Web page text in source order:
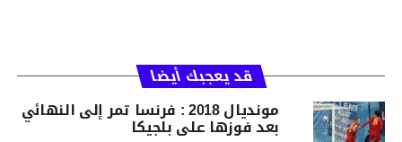
قد يعجبك أيضا
مونديال 2018 : فرنسا تمر إلى النهائي
بعد فوزها على بلجيكا